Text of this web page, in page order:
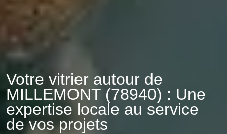
Votre vitrier autour de
MILLEMONT (78940) : Une
expertise locale au service
de vos projets